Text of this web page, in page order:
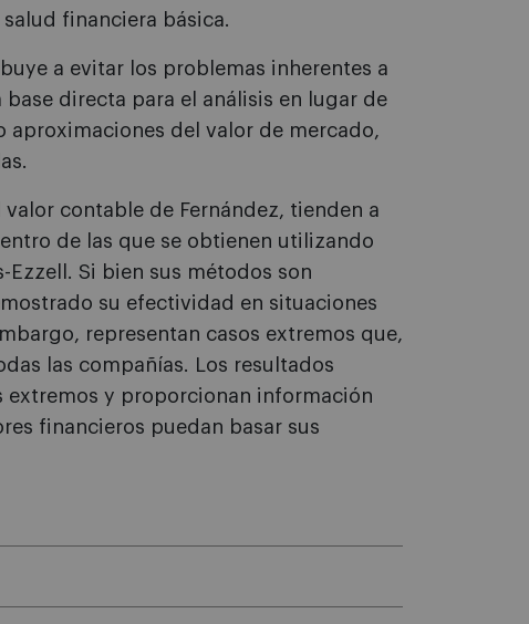
financiera básica.
a evitar los problemas inherentes a
directa para el análisis en lugar de
del valor de mercado,
contable de Fernández, tienden a
de las que se obtienen utilizando
Si bien sus métodos son
su efectividad en situaciones
representan casos extremos que,
las compañías. Los resultados
extremos y proporcionan información
financieros puedan basar sus